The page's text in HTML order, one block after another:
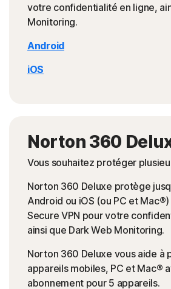
votre confidentialité en ligne,
Monitoring.
Android
iOS
Norton 360
Vous souhaitez protéger
Norton 360 Deluxe protège
Android ou iOS (ou PC et
Secure VPN pour votre
ainsi que Dark Web Monitoring.
Norton 360 Deluxe vous aide à
appareils mobiles, PC et Mac®
abonnement pour 5 appareils.